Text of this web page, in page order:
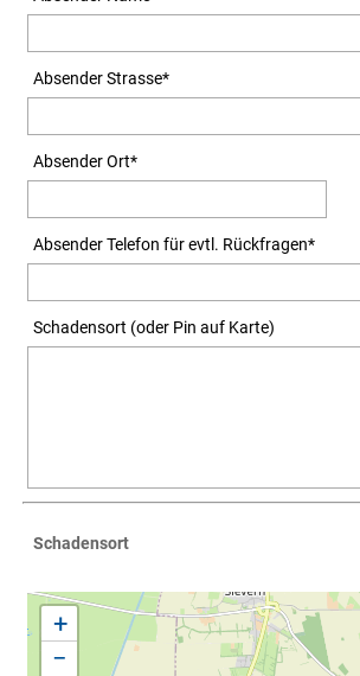
Absender Strasse*
Absender Ort*
Absender Telefon für evtl. Rückfragen*
Schadensort (oder Pin auf Karte)
Schadensort
+
−